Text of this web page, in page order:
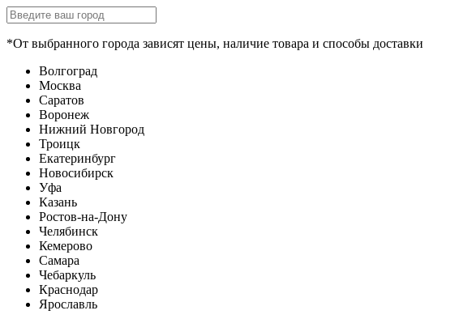
*От выбранного города зависят цены, наличие товара и способы доставки
Волгоград
Москва
Саратов
Воронеж
Нижний Новгород
Троицк
Екатеринбург
Новосибирск
Уфа
Казань
Ростов-на-Дону
Челябинск
Кемерово
Самара
Чебаркуль
Краснодар
Ярославль